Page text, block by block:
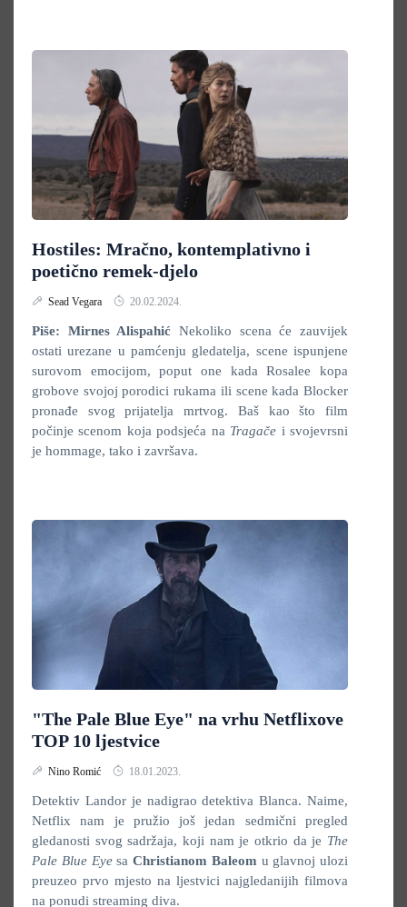
Hostiles: Mračno, kontemplativno i
poetično remek-djelo
Sead Vegara 20.02.2024.
Piše: Mirnes Alispahić Nekoliko scena će zauvijek
ostati urezane u pamćenju gledatelja, scene ispunjene
surovom emocijom, poput one kada Rosalee kopa
grobove svojoj porodici rukama ili scene kada Blocker
pronađe svog prijatelja mrtvog. Baš kao što film
počinje scenom koja podsjeća na Tragače i svojevrsni
je hommage, tako i završava.
"The Pale Blue Eye" na vrhu Netflixove
TOP 10 ljestvice
Nino Romić 18.01.2023.
Detektiv Landor je nadigrao detektiva Blanca. Naime,
Netflix nam je pružio još jedan sedmični pregled
gledanosti svog sadržaja, koji nam je otkrio da je The
Pale Blue Eyesa Christianom Baleom u glavnoj ulozi
preuzeo prvo mjesto na ljestvici najgledanijih filmova
na ponudi streaming diva.